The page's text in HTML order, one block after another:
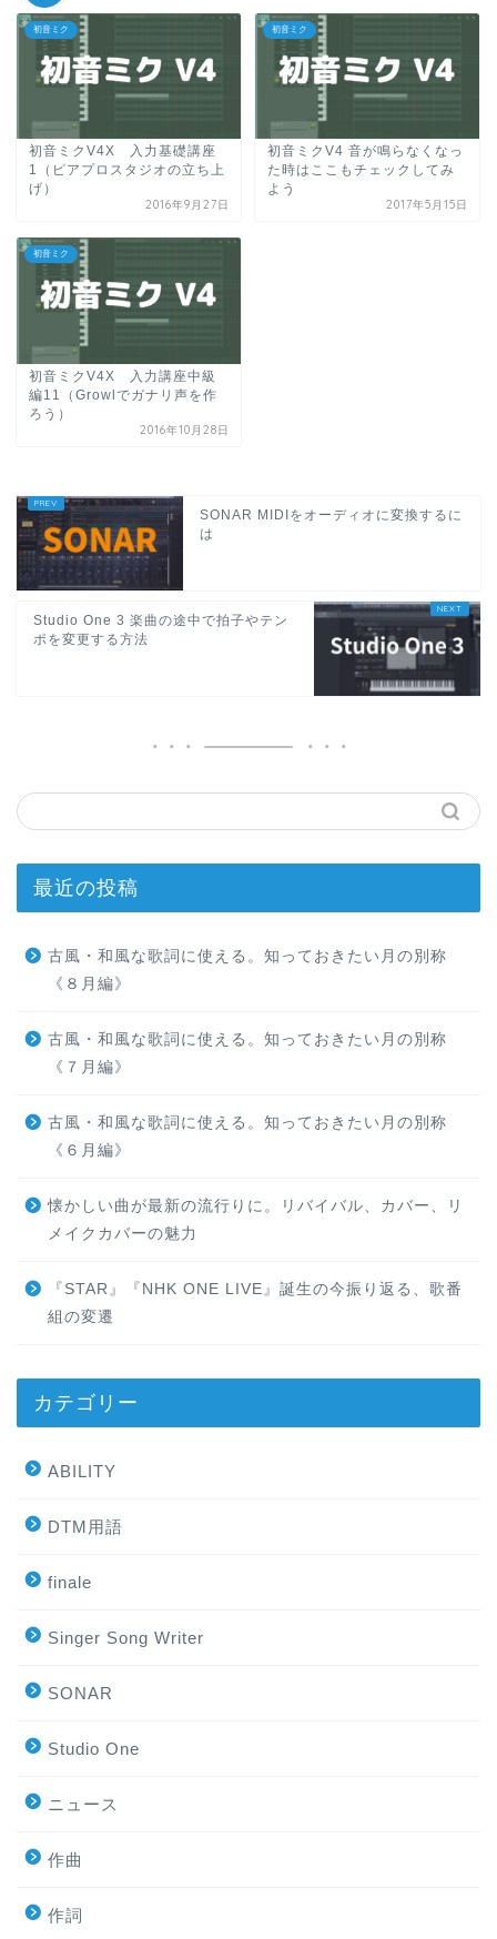
初音ミク
初音ミクV4X 入力基礎講座
1（ピアプロスタジオの立ち上
げ）
2016年9月27日
初音ミク
初音ミクV4 音が鳴らなくなっ
た時はここもチェックしてみ
よう
2017年5月15日
初音ミク
初音ミクV4X 入力講座中級
編11（Growlでガナリ声を作
ろう）
2016年10月28日
SONAR MIDIをオーディオに変換するに
は
Studio One 3 楽曲の途中で拍子やテン
ポを変更する方法
最近の投稿
古風・和風な歌詞に使える。知っておきたい月の別称
《８月編》
古風・和風な歌詞に使える。知っておきたい月の別称
《７月編》
古風・和風な歌詞に使える。知っておきたい月の別称
《６月編》
懐かしい曲が最新の流行りに。リバイバル、カバー、リ
メイクカバーの魅力
『STAR』『NHK ONE LIVE』誕生の今振り返る、歌番
組の変遷
カテゴリー
ABILITY
DTM用語
finale
Singer Song Writer
SONAR
Studio One
ニュース
作曲
作詞